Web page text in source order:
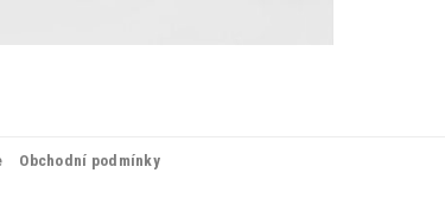
Obchodní podmínky